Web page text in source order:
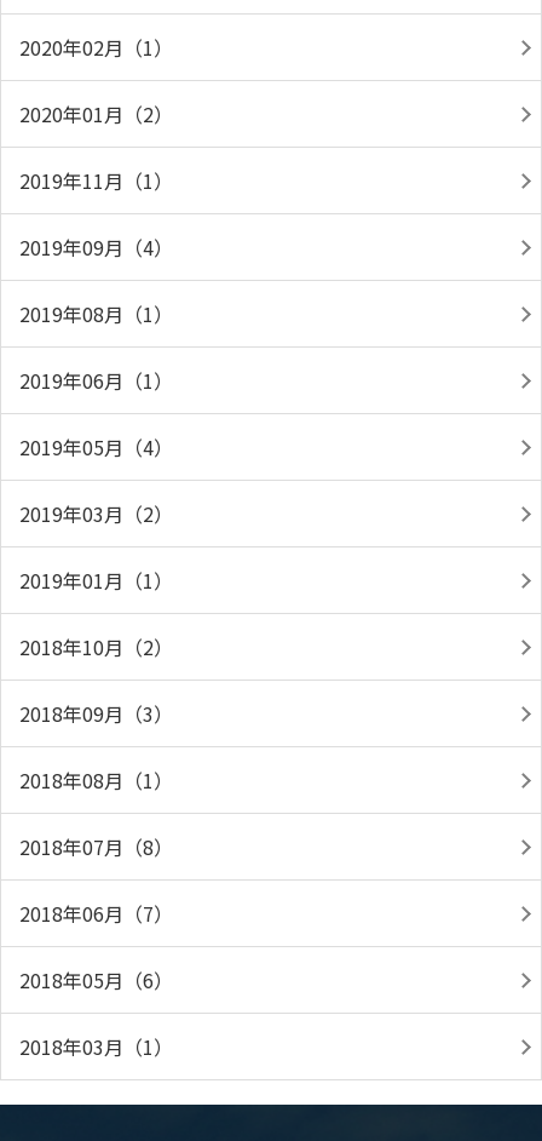
2020年02月（1）
2020年01月（2）
2019年11月（1）
2019年09月（4）
2019年08月（1）
2019年06月（1）
2019年05月（4）
2019年03月（2）
2019年01月（1）
2018年10月（2）
2018年09月（3）
2018年08月（1）
2018年07月（8）
2018年06月（7）
2018年05月（6）
2018年03月（1）